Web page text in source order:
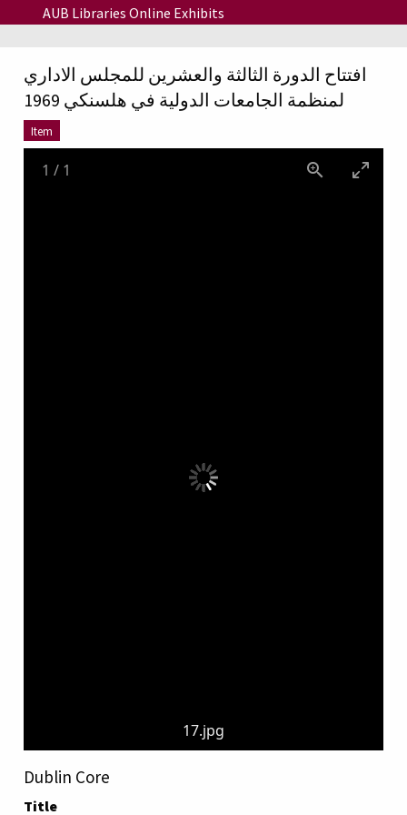
Skip to main content
AUB Libraries Online Exhibits
افتتاح الدورة الثالثة والعشرين للمجلس الاداري
لمنظمة الجامعات الدولية في هلسنكي 1969
Item
17.jpg
1 / 1
Dublin Core
Title